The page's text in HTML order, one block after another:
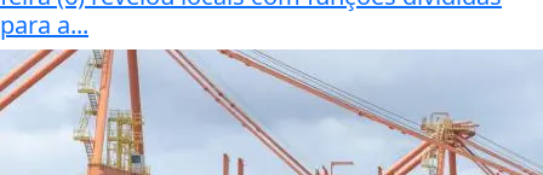
para a...